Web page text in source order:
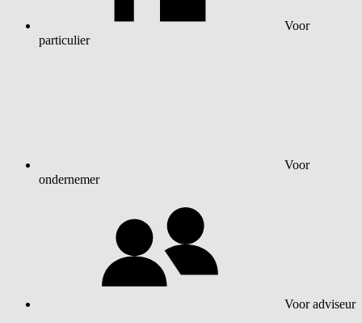
Voor
particulier
Voor
ondernemer
Voor adviseur